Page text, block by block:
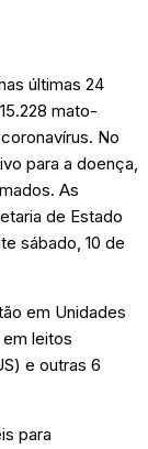
últimas 24
mato-
No
para a doença,
As
de Estado
sábado, 10 de
em Unidades
leitos
e outras 6
para